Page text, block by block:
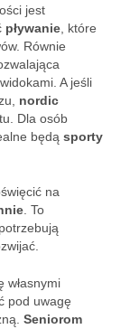
jest
pływanie , które
Równie
A jeśli
nordic
Dla osób
będą sporty
na
. To
własnymi
pod uwagę
Seniorom